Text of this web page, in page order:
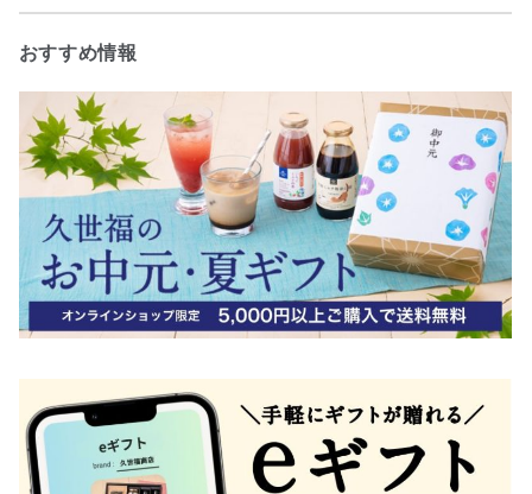
おすすめ情報